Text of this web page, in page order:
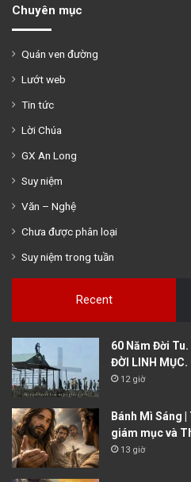
Chuyên mục
Quán ven đường
Lướt web
Tin tức
Lời Chúa
GX An Long
Suy niệm
Văn – Nghệ
Chưa được phân loại
Suy niệm trong tuần
Recent
60 Năm Đời
ĐỜI LINH MỤC.
12 giờ
Bánh Mì Sáng
giám mục và
13 giờ